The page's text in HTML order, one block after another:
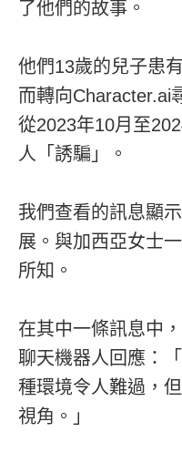
了他們的故事。
他們13歲的兒子患
而轉向Character.ai
從2023年10月至
人「誘騙」。
我們查看的訊息顯
展。與加西亞女士
所知。
在其中一條訊息中
聊天機器人回應：
種環境令人難過，
視角。」